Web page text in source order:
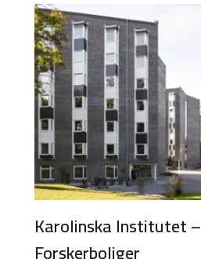
Karolinska Institutet –